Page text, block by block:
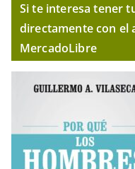
Si te interesa tener
directamente con el
MercadoLibre